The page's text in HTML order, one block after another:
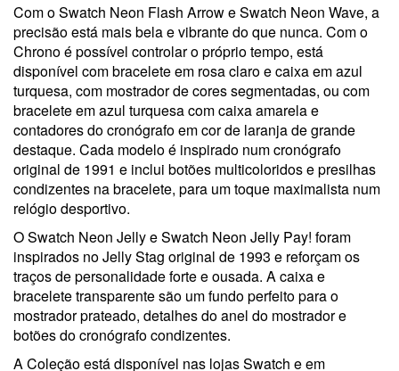
Com o Swatch Neon Flash Arrow e Swatch Neon Wave, a
precisão está mais bela e vibrante do que nunca. Com o
Chrono é possível controlar o próprio tempo, está
disponível com bracelete em rosa claro e caixa em azul
turquesa, com mostrador de cores segmentadas, ou com
bracelete em azul turquesa com caixa amarela e
contadores do cronógrafo em cor de laranja de grande
destaque. Cada modelo é inspirado num cronógrafo
original de 1991 e inclui botões multicoloridos e presilhas
condizentes na bracelete, para um toque maximalista num
relógio desportivo.
O Swatch Neon Jelly e Swatch Neon Jelly Pay! foram
inspirados no Jelly Stag original de 1993 e reforçam os
traços de personalidade forte e ousada. A caixa e
bracelete transparente são um fundo perfeito para o
mostrador prateado, detalhes do anel do mostrador e
botões do cronógrafo condizentes.
A Coleção está disponível nas lojas Swatch e em